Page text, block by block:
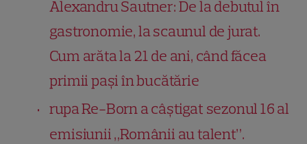
Alexandru Sautner: De la debutul în
gastronomie, la scaunul de jurat.
Cum arăta la 21 de ani, când făcea
primii pași în bucătărie
rupa Re-Born a câștigat sezonul 16 al
emisiunii „Românii au talent”.